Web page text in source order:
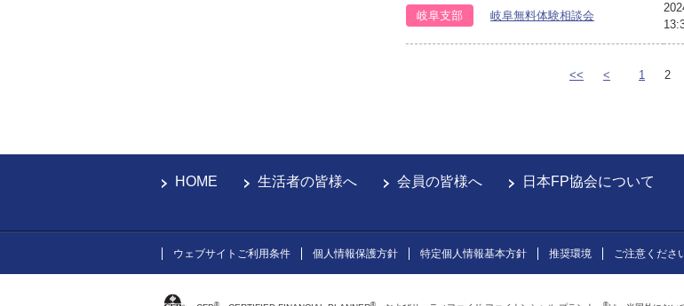
岐阜支部 岐阜無料体験相談会
<< < 1 2
HOME 生活者の皆様へ 会員の皆様へ 日本FP協会について
ウェブサイトご利用条件 個人情報保護方針 特定個人情報基本方針 推奨環境 ご注意くださ
® ® ®